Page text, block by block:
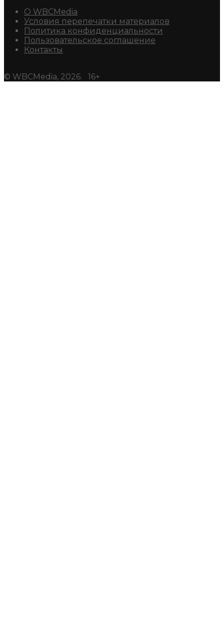
О WBCMedia
Условия перепечатки материалов
Политика конфиденциальности
Пользовательское соглашение
Контакты
© WBCMedia, 2026. 16+